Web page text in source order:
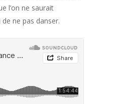
l’on ne saurait
ne pas danser.